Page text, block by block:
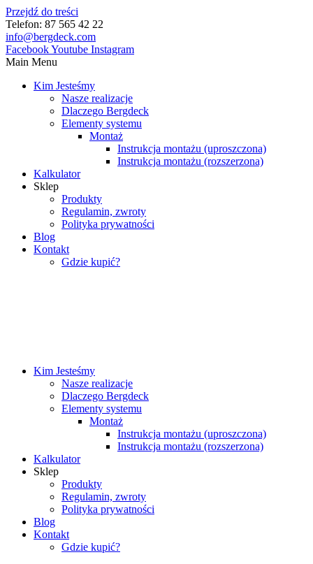
Przejdź do treści
Telefon: 87 565 42 22
info@bergdeck.com
FacebookYoutube Instagram
Main Menu
Kim Jesteśmy
Nasze realizacje
Dlaczego Bergdeck
Elementy systemu
Montaż
Instrukcja montażu (uproszczona)
Instrukcja montażu (rozszerzona)
Kalkulator
Sklep
Produkty
Regulamin, zwroty
Polityka prywatności
Blog
Kontakt
Gdzie kupić?
Kim Jesteśmy
Nasze realizacje
Dlaczego Bergdeck
Elementy systemu
Montaż
Instrukcja montażu (uproszczona)
Instrukcja montażu (rozszerzona)
Kalkulator
Sklep
Produkty
Regulamin, zwroty
Polityka prywatności
Blog
Kontakt
Gdzie kupić?